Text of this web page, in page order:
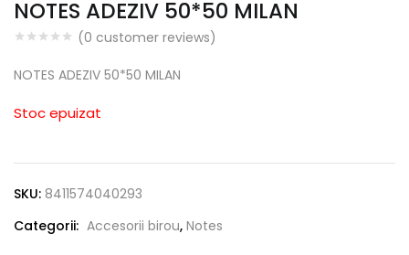
NOTES ADEZIV 50*50 MILAN
(0 customer reviews)
NOTES ADEZIV 50*50 MILAN
Stoc epuizat
SKU: 8411574040293
Categorii: Accesorii birou, Notes